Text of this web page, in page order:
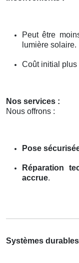
Peut être
lumière solaire.
Coût initial plus
Nos services :
Nous offrons :
Pose
Réparation
accrue.
Systèmes durables